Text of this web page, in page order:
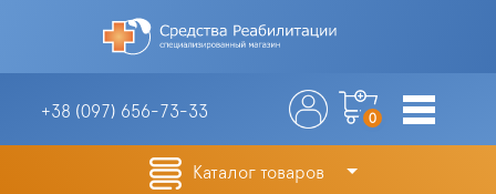
+38 (097) 656-73-33 0
Каталог товаров